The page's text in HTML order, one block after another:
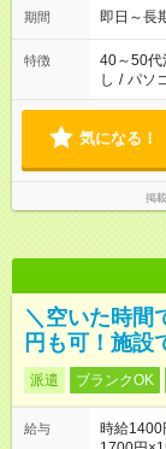
期間 即日～長
特徴 40～50代
し / パソ
気になる！
掲
＼空いた時間
円も可！施設
派遣 ブランクOK
給与
時給